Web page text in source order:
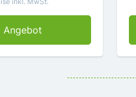
Angebot